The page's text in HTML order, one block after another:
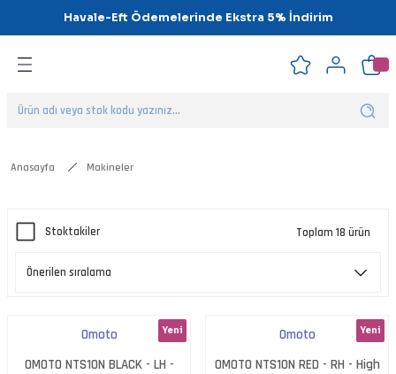
Havale-Eft Ödemelerinde Ekstra 5% İndirim
Geri Dön
Geri Dön
Geri Dön
Geri Dön
Geri Dön
Geri Dön
Anasayfa Makineler
Stoktakiler Toplam 18 ürün
Yeni
Omoto
OMOTO NTS10N BLACK - LH -
Yeni
Omoto
OMOTO NTS10N RED - RH - High